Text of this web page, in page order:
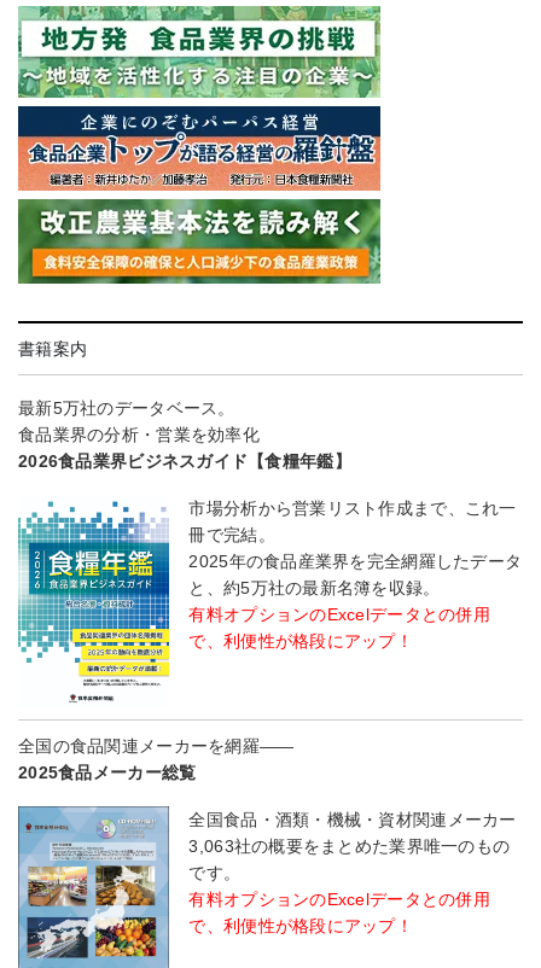
書籍案内
最新5万社のデータベース。
食品業界の分析・営業を効率化
2026食品業界ビジネスガイド【食糧年鑑】
市場分析から営業リスト作成まで、これ一
冊で完結。
2025年の食品産業界を完全網羅したデータ
と、約5万社の最新名簿を収録。
有料オプションのExcelデータとの併用
で、利便性が格段にアップ！
全国の食品関連メーカーを網羅――
2025食品メーカー総覧
全国食品・酒類・機械・資材関連メーカー
3,063社の概要をまとめた業界唯一のもの
です。
有料オプションのExcelデータとの併用
で、利便性が格段にアップ！